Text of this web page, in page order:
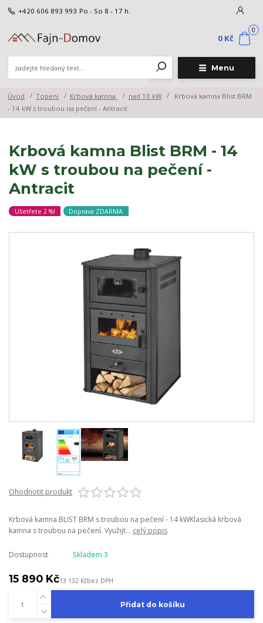
Menu
+420 606 893 993 Po - So 8 - 17 h.
0
0 Kč
Úvod Topení Krbová kamna nad 10 kW
Krbová kamna Blist BRM
- 14 kW s troubou na pečení - Antracit
Krbová kamna Blist BRM - 14
kW s troubou na pečení -
Antracit
Ušetřete 2 %! Doprava ZDARMA
Ohodnotit produkt
Krbová kamna BLIST BRM s troubou na pečení - 14 kWKlasická krbová
kamna s troubou na pečení. Využijt... celý popis
Dostupnost Skladem 3
15 890 Kč13 132 Kčbez DPH
Přidat do košíku